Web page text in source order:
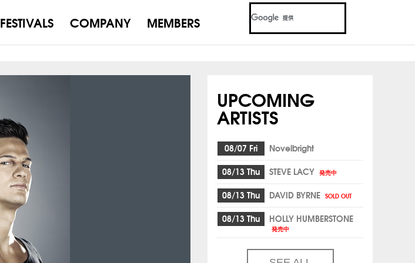
FESTIVALS COMPANY MEMBERS
UPCOMING
ARTISTS
08/07 Fri
Novelbright
08/13 Thu
STEVE LACY 発売中
08/13 Thu DAVID BYRNE SOLD OUT
08/13 Thu HOLLY HUMBERSTONE
発売中